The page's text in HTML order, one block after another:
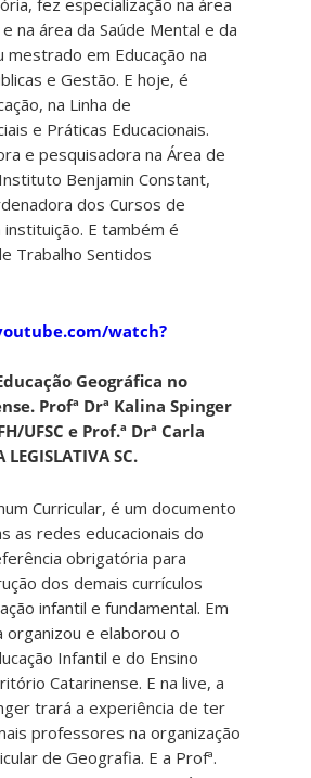
na área da Saúde Mental e da
mestrado em Educação na
e Gestão. E hoje, é
na Linha de
e Práticas Educacionais.
e pesquisadora na Área de
Benjamin Constant,
dos Cursos de
E também é
Trabalho Sentidos
watch?
Geográfica no
Profª Drª Kalina Spinger
UFSC e Prof.ª Drª Carla
LEGISLATIVA SC.
Curricular, é um documento
as redes educacionais do
obrigatória para
dos demais currículos
infantil e fundamental. Em
organizou e elaborou o
Infantil e do Ensino
Catarinense. E na live, a
trará a experiência de ter
professores na organização
de Geografia. E a Profª.